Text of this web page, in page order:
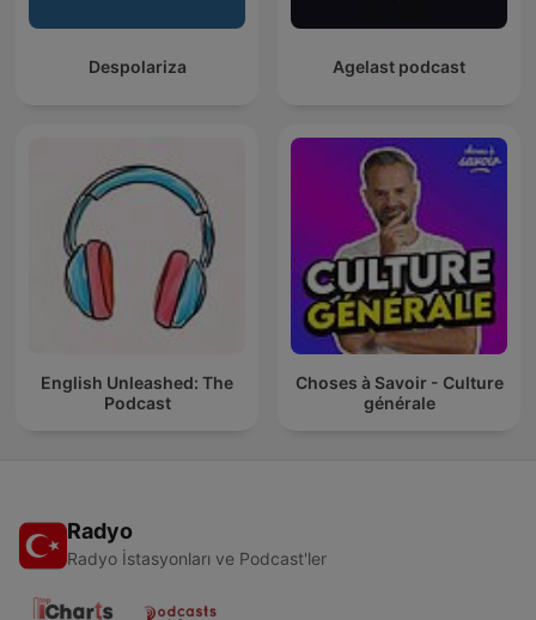
Despolariza Agelast podcast
English Unleashed: The
Podcast
Choses à Savoir - Culture
générale
Radyo
Radyo İstasyonları ve Podcast'ler